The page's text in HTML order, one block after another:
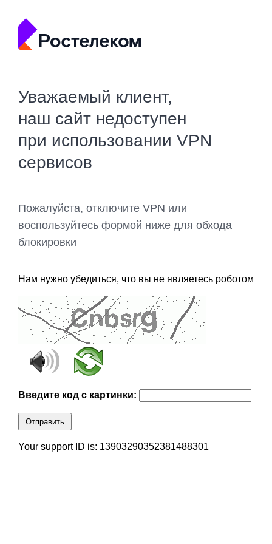
Уважаемый клиент,
наш сайт недоступен
при использовании VPN
сервисов
Пожалуйста, отключите VPN или
воспользуйтесь формой ниже для обхода
блокировки
Нам нужно убедиться, что вы не являетесь роботом
Введите код с картинки:
Отправить
Your support ID is: 13903290352381488301